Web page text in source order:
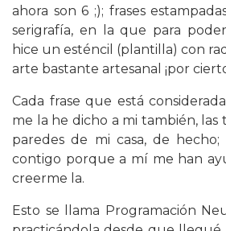
ahora son 6 ;); frases
serigrafía, en la que para
hice un esténcil (plantilla) con
arte bastante artesanal ¡por
Cada frase que está
me la he dicho a mi también, las
paredes de mi casa, de
contigo porque a mí me han
creerme la.
Esto se llama Programación